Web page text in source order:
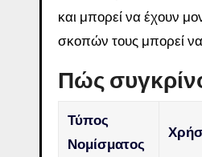
και μπορεί να έχουν
σκοπών τους μπορεί να
Πώς
Τύπος
Νομίσματος